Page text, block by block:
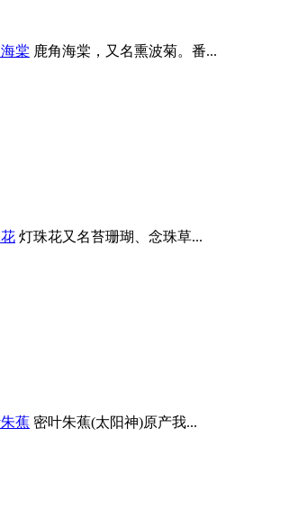
棠 鹿角海棠，又名熏波菊。番...
灯珠花又名苔珊瑚、念珠草...
蕉 密叶朱蕉(太阳神)原产我...